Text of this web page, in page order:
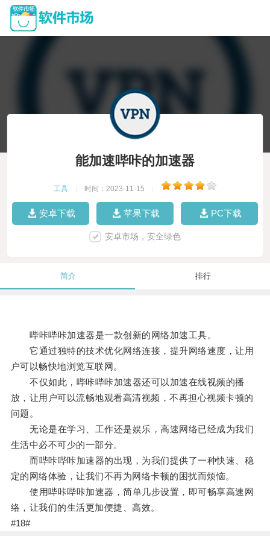
能加速哔咔的加速器
工具 时间：2023-11-15
安卓下载 苹果下载 PC下载
安卓市场，安全绿色
简介 排行
哔咔哔咔加速器是一款创新的网络加速工具。
它通过独特的技术优化网络连接，提升网络速度，让用
户可以畅快地浏览互联网。
不仅如此，哔咔哔咔加速器还可以加速在线视频的播
放，让用户可以流畅地观看高清视频，不再担心视频卡顿的
问题。
无论是在学习、工作还是娱乐，高速网络已经成为我们
生活中必不可少的一部分。
而哔咔哔咔加速器的出现，为我们提供了一种快速、稳
定的网络体验，让我们不再为网络卡顿的困扰而烦恼。
使用哔咔哔咔加速器，简单几步设置，即可畅享高速网
络，让我们的生活更加便捷、高效。
#18#